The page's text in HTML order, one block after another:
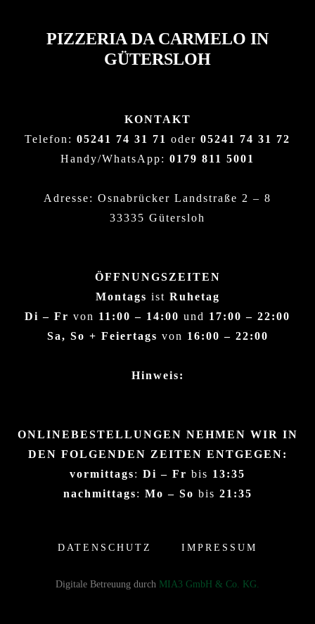
PIZZERIA DA CARMELO IN
GÜTERSLOH
KONTAKT
Telefon: 05241 74 31 71 oder 05241 74 31 72
Handy/WhatsApp: 0179 811 5001
Adresse: Osnabrücker Landstraße 2 – 8
33335 Gütersloh
ÖFFNUNGSZEITEN
Montags ist Ruhetag
Di – Fr von 11:00 – 14:00 und 17:00 – 22:00
Sa, So + Feiertags von 16:00 – 22:00
Hinweis:
ONLINEBESTELLUNGEN NEHMEN WIR IN
DEN FOLGENDEN ZEITEN ENTGEGEN:
vormittags: Di – Fr bis 13:35
nachmittags: Mo – So bis 21:35
DATENSCHUTZ IMPRESSUM
Digitale Betreuung durch MIA3 GmbH & Co. KG.